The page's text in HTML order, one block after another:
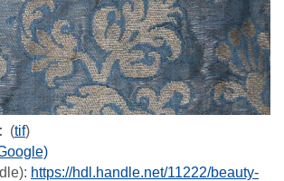
(tif)
https://hdl.handle.net/11222/beauty-